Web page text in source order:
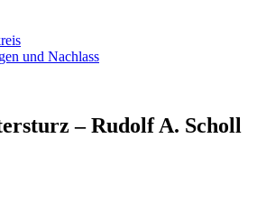
und Nachlass
–Rudolf A. Scholl